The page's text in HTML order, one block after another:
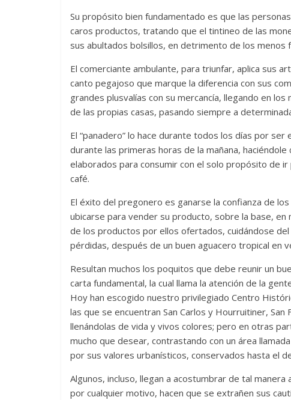
Su propósito bien fundamentado es que las
caros productos, tratando que el tintineo de las
sus abultados bolsillos, en detrimento de los menos
El comerciante ambulante, para triunfar, aplica sus
canto pegajoso que marque la diferencia con sus
grandes plusvalías con su mercancía, llegando en
de las propias casas, pasando siempre a
El “panadero” lo hace durante todos los días por
durante las primeras horas de la mañana,
elaborados para consumir con el solo propósito de
café.
El éxito del pregonero es ganarse la confianza de
ubicarse para vender su producto, sobre la base,
de los productos por ellos ofertados, cuidándose
pérdidas, después de un buen aguacero tropical en
Resultan muchos los poquitos que debe reunir un
carta fundamental, la cual llama la atención de la
Hoy han escogido nuestro privilegiado Centro
las que se encuentran San Carlos y Hourruitiner,
llenándolas de vida y vivos colores; pero en otras
mucho que desear, contrastando con un área
por sus valores urbanísticos, conservados hasta el
Algunos, incluso, llegan a acostumbrar de tal
por cualquier motivo, hacen que se extrañen sus
Las series-caramelos de
Shondaland
13 marzo, 2026 Julio Martínez Molina 0
Una serie con
de muchas
28 febrero, 2026